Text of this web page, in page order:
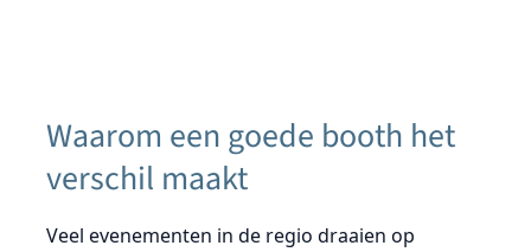
Waarom een goede booth het
verschil maakt
Veel evenementen in de regio draaien op